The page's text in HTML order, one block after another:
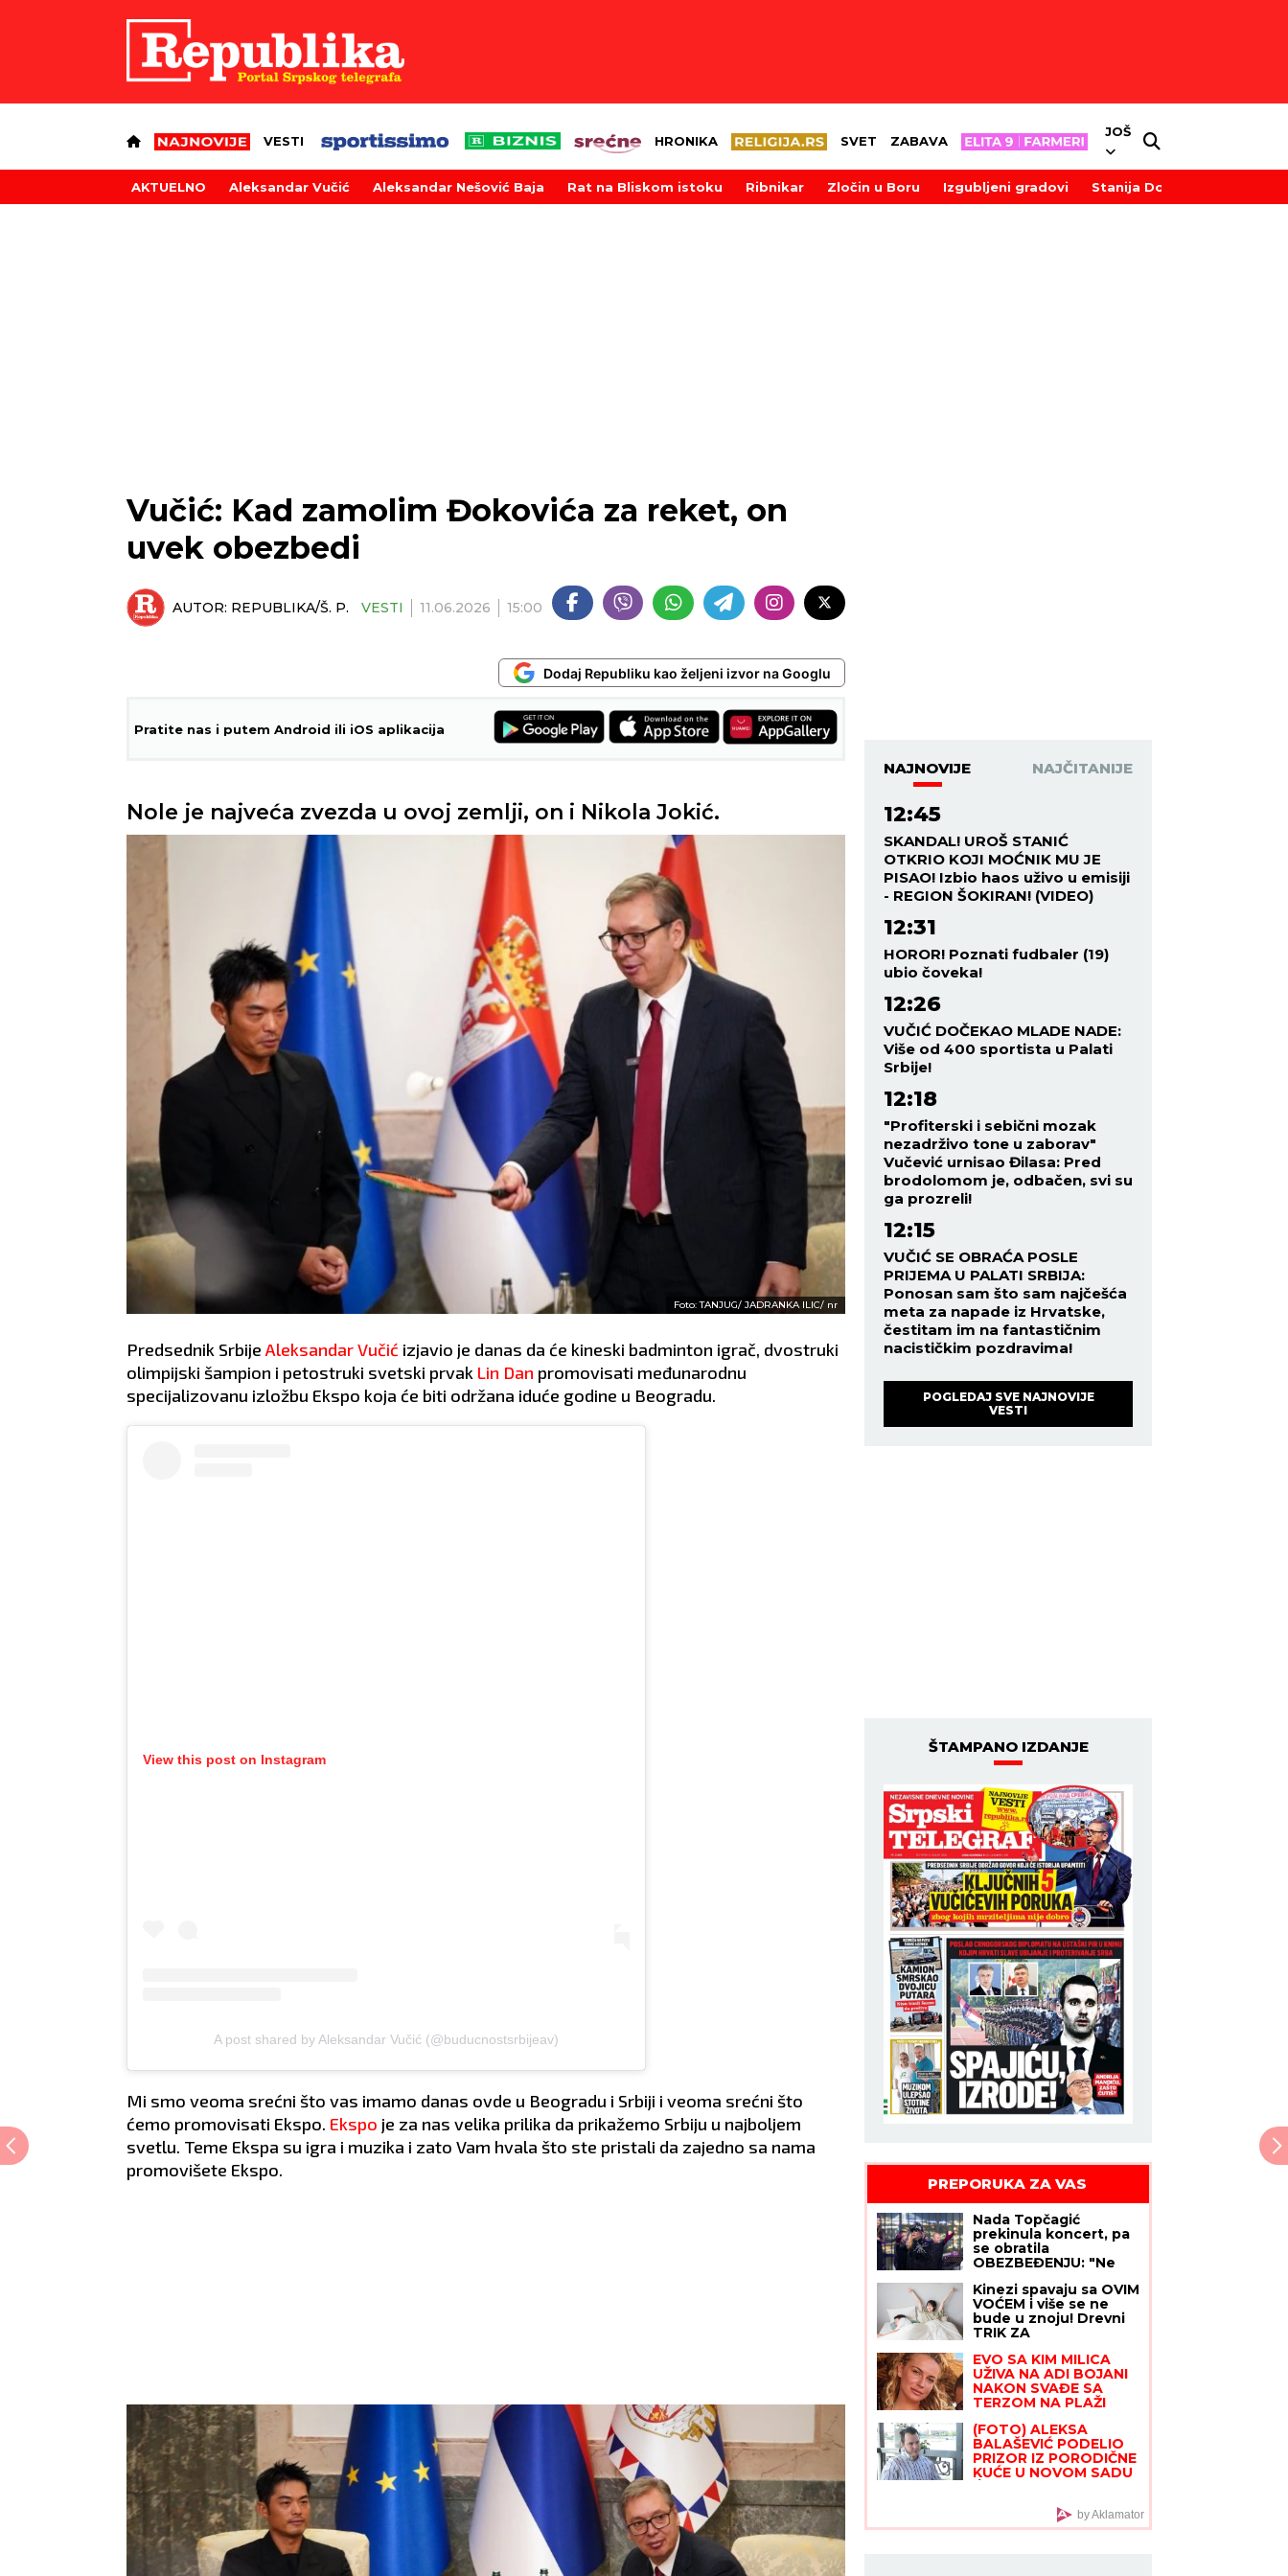
VESTI HRONIKA SVET ZABAVA
JOŠ
AKTUELNO Aleksandar Vučić Aleksandar Nešović Baja Rat na Bliskom istoku Ribnikar Zločin u Boru Izgubljeni gradovi Stanija Dobrojević
Vučić: Kad zamolim Đokovića za reket, on
uvek obezbedi
AUTOR: REPUBLIKA/Š. P. VESTI 11.06.2026 15:00
Dodaj Republiku kao željeni izvor na Googlu
Pratite nas i putem Android ili iOS aplikacija
Nole je najveća zvezda u ovoj zemlji, on i Nikola Jokić.
Foto: TANJUG/ JADRANKA ILIC/ nr
Predsednik Srbije Aleksandar Vučić izjavio je danas da će kineski badminton igrač, dvostruki
olimpijski šampion i petostruki svetski prvak Lin Dan promovisati međunarodnu
specijalizovanu izložbu Ekspo koja će biti održana iduće godine u Beogradu.
View this post on Instagram
A post shared by Aleksandar Vučić (@buducnostsrbijeav)
Mi smo veoma srećni što vas imamo danas ovde u Beogradu i Srbiji i veoma srećni što
ćemo promovisati Ekspo. Ekspo je za nas velika prilika da prikažemo Srbiju u najboljem
svetlu. Teme Ekspa su igra i muzika i zato Vam hvala što ste pristali da zajedno sa nama
promovišete Ekspo.
NAJNOVIJE NAJČITANIJE
12:45
SKANDAL! UROŠ STANIĆ
OTKRIO KOJI MOĆNIK MU JE
PISAO! Izbio haos uživo u emisiji
- REGION ŠOKIRAN! (VIDEO)
12:31
HOROR! Poznati fudbaler (19)
ubio čoveka!
12:26
VUČIĆ DOČEKAO MLADE NADE:
Više od 400 sportista u Palati
Srbije!
12:18
"Profiterski i sebični mozak
nezadrživo tone u zaborav"
Vučević urnisao Đilasa: Pred
brodolomom je, odbačen, svi su
ga prozreli!
12:15
VUČIĆ SE OBRAĆA POSLE
PRIJEMA U PALATI SRBIJA:
Ponosan sam što sam najčešća
meta za napade iz Hrvatske,
čestitam im na fantastičnim
nacističkim pozdravima!
POGLEDAJ SVE NAJNOVIJE
VESTI
ŠTAMPANO IZDANJE
PREPORUKA ZA VAS
Nada Topčagić
prekinula koncert, pa
se obratila
OBEZBEĐENJU: "Ne
slomiću nogu!", evo
šta se desilo
Kinezi spavaju sa OVIM
VOĆEM i više se ne
bude u znoju! Drevni
TRIK ZA
oduševio je ceo svet
EVO SA KIM MILICA
UŽIVA NA ADI BOJANI
NAKON SVAĐE SA
TERZOM NA PLAŽI
Mreže gore od
komentara, osvanula
fotografija
(FOTO) ALEKSA
BALAŠEVIĆ PODELIO
PRIZOR IZ PORODIČNE
KUĆE U NOVOM SADU
"Salajka ima more"by Aklamator